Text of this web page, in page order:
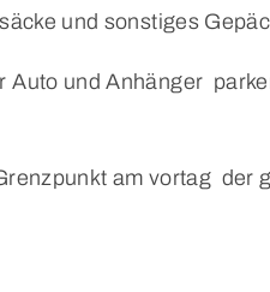
und sonstiges
Auto und Anhänger
am vortag der